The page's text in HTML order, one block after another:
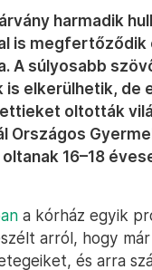
harmadik
is megfertőződik
A súlyosabb
is elkerülhetik, de
oltották
Országos
16–18
a kórház egyik
arról, hogy már
és arra